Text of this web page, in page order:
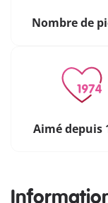
Nombre de
Aimé depuis